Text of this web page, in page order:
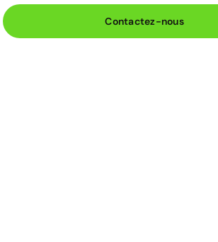
Contactez-nous